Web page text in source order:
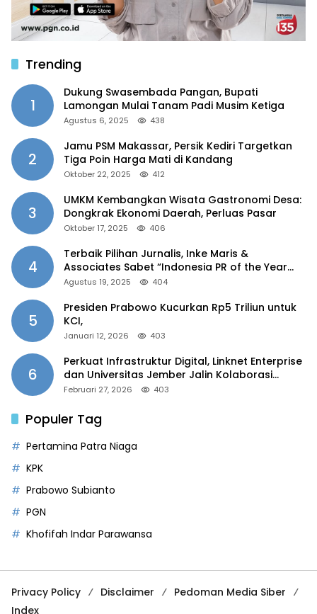
Trending
1
Dukung Swasembada Pangan, Bupati
Lamongan Mulai Tanam Padi Musim Ketiga
Agustus 6, 2025 438
2
Jamu PSM Makassar, Persik Kediri Targetkan
Tiga Poin Harga Mati di Kandang
Oktober 22, 2025 412
3
UMKM Kembangkan Wisata Gastronomi Desa:
Dongkrak Ekonomi Daerah, Perluas Pasar
Oktober 17, 2025 406
4
Terbaik Pilihan Jurnalis, Inke Maris &
Associates Sabet “Indonesia PR of the Year
2025”
Agustus 19, 2025 404
5
Presiden Prabowo Kucurkan Rp5 Triliun untuk
KCI,
Januari 12, 2026 403
6
Perkuat Infrastruktur Digital, Linknet Enterprise
dan Universitas Jember Jalin Kolaborasi
Smart Campus Berbasis AI
Februari 27, 2026 403
Populer Tag
Pertamina Patra Niaga
KPK
Prabowo Subianto
PGN
Khofifah Indar Parawansa
Privacy Policy Disclaimer
Pedoman Media Siber
Index